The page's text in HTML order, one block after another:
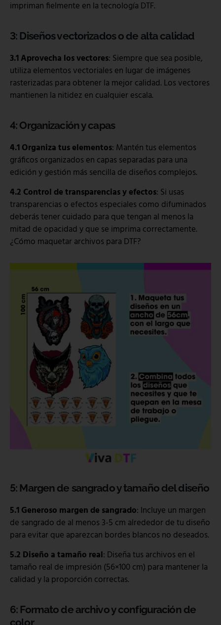
impriman fielmente en la tecnología DTF.
3: Diseños vectorizados o de alta calidad
3.1 Aprovecha los vectores: Siempre que sea posible,
utiliza elementos vectoriales en lugar de imágenes
rasterizadas para obtener la mejor calidad. Los vectores
mantienen la nitidez en cualquier escala.
4: Organización y capas
4.1 Organiza tus elementos: Mantén tus elementos
gráficos organizados en capas separadas para una
edición y gestión más sencilla de diseños complejos.
4.2 Control de transparencias y efectos: Si usas
transparencias o efectos especiales como difuminados
deberás tener cuidado para que tengan al menos la
mitad de opacidad y que se imprima correctamente.
¿Cómo maquetar archivos para DTF?
5: Margen de sangrado y tamaño del diseño
5.1 Generoso margen de sangrado: Incluye un margen
de sangrado de al menos 3-5 cm alrededor de tu diseño
para evitar que aparezcan bordes blancos no deseados.
5.2 Diseño a tamaño real: Diseña tus archivos en el
tamaño real de impresión (56×100 cm) para mantener la
calidad y la proporción correctas.
6: Formato de archivo y configuración de
color